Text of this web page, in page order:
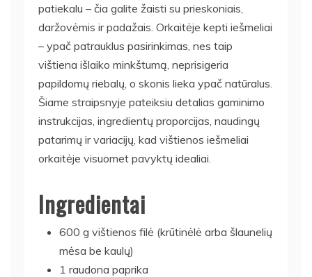
patiekalu – čia galite žaisti su prieskoniais,
daržovėmis ir padažais. Orkaitėje kepti iešmeliai
– ypač patrauklus pasirinkimas, nes taip
vištiena išlaiko minkštumą, neprisigeria
papildomų riebalų, o skonis lieka ypač natūralus.
Šiame straipsnyje pateiksiu detalias gaminimo
instrukcijas, ingredientų proporcijas, naudingų
patarimų ir variacijų, kad vištienos iešmeliai
orkaitėje visuomet pavyktų idealiai.
Ingredientai
600 g vištienos filė (krūtinėlė arba šlaunelių
mėsa be kaulų)
1 raudona paprika